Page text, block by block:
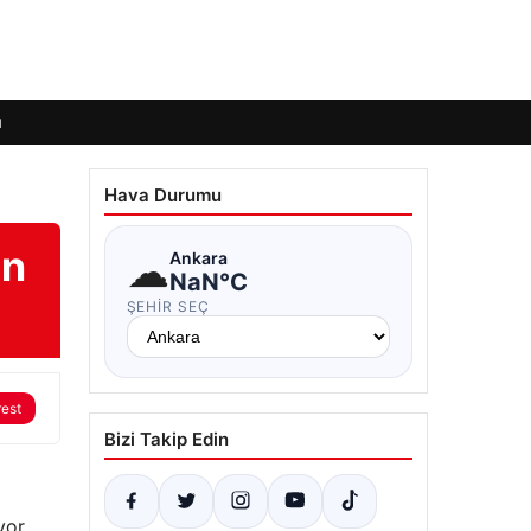
Hava Durumu
☁Ankara
NaN°C
ŞEHIR SEÇ
Bizi Takip Edin